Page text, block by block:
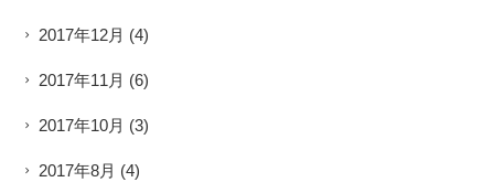
2017年12月 (4)
2017年11月 (6)
2017年10月 (3)
2017年8月 (4)